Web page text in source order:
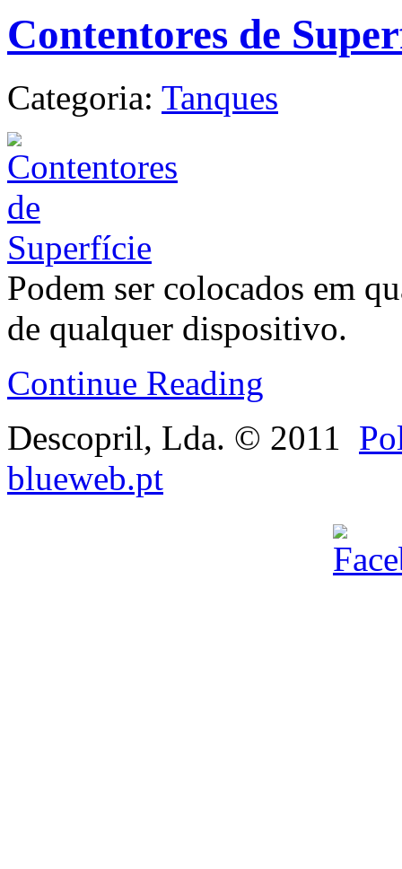
Contentores de
Categoria: Tanques
Podem ser colocados em
de qualquer dispositivo.
Continue Reading
Descopril, Lda. © 2011
blueweb.pt